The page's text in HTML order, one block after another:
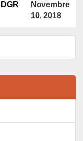
Novembre
10, 2018